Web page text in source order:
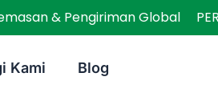
& Pengiriman Global
Kami Blog